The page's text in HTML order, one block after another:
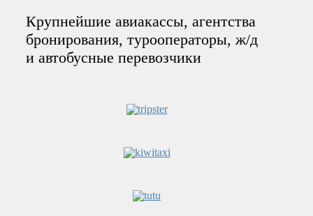
Крупнейшие авиакассы, агентства
бронирования, турооператоры, ж/д
и автобусные перевозчики